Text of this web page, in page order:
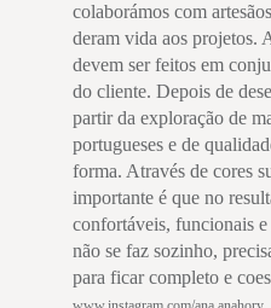
colaborámos com
deram vida aos projetos.
devem ser feitos em
do cliente. Depois de
partir da exploração de
portugueses e de
forma. Através de cores
importante é que no
confortáveis, funcionais
não se faz sozinho,
para ficar completo e